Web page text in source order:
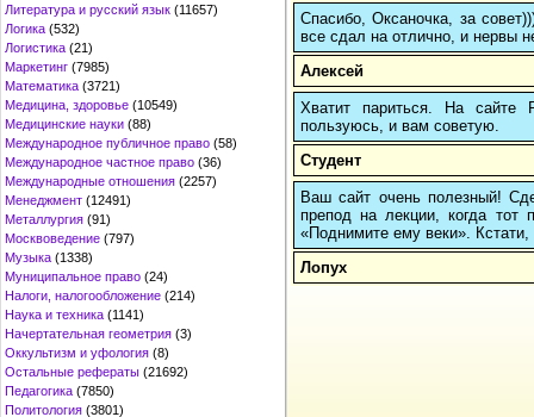
Литература и русский язык (11657)
Логика (532)
Логистика (21)
Маркетинг (7985)
Математика (3721)
Медицина, здоровье (10549)
Медицинские науки (88)
Международное публичное право (58)
Международное частное право (36)
Международные отношения (2257)
Менеджмент (12491)
Металлургия (91)
Москвоведение (797)
Музыка (1338)
Муниципальное право (24)
Налоги, налогообложение (214)
Наука и техника (1141)
Начертательная геометрия (3)
Оккультизм и уфология (8)
Остальные рефераты (21692)
Педагогика (7850)
Политология (3801)
Спасибо, Оксаночка, за
все сдал на отлично, и нервы
Алексей
Хватит париться. На
пользуюсь, и вам советую.
Студент
Ваш сайт очень полезный!
препод на лекции, когда тот
«Поднимите ему веки».
Лопух